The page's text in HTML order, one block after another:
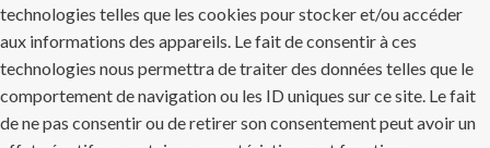
technologies telles que les cookies pour stocker et/ou accéder
aux informations des appareils. Le fait de consentir à ces
technologies nous permettra de traiter des données telles que le
comportement de navigation ou les ID uniques sur ce site. Le fait
de ne pas consentir ou de retirer son consentement peut avoir un